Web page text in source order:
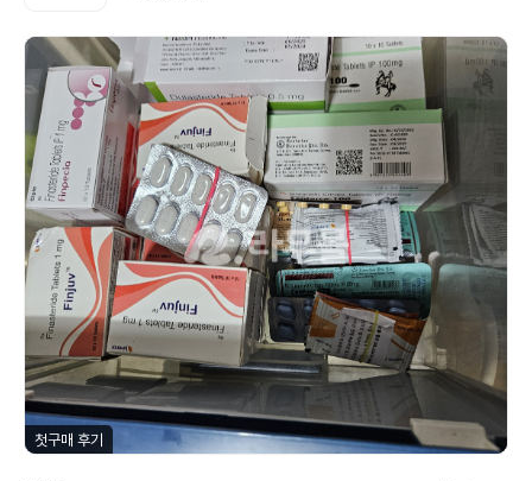
첫구매 후기